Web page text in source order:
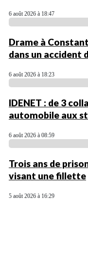
6 août 2026 à 18:47
Drame à
dans un accident
6 août 2026 à 18:23
IDENET : de 3
automobile aux
6 août 2026 à 08:59
Trois ans de
visant une fillette
5 août 2026 à 16:29